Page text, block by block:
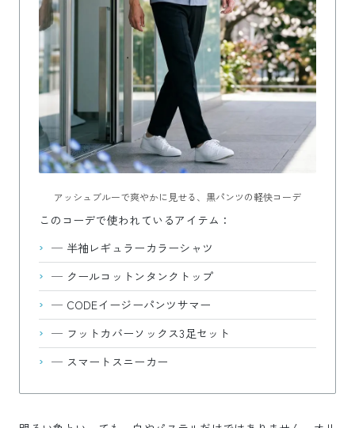
アッシュブルーで爽やかに見せる、黒パンツの軽快コーデ
このコーデで使われているアイテム：
— 半袖レギュラーカラーシャツ
— クールコットンタンクトップ
— CODEイージーパンツサマー
— フットカバーソックス3足セット
— スマートスニーカー